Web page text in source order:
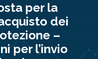
per la
dei
–
per l’invio